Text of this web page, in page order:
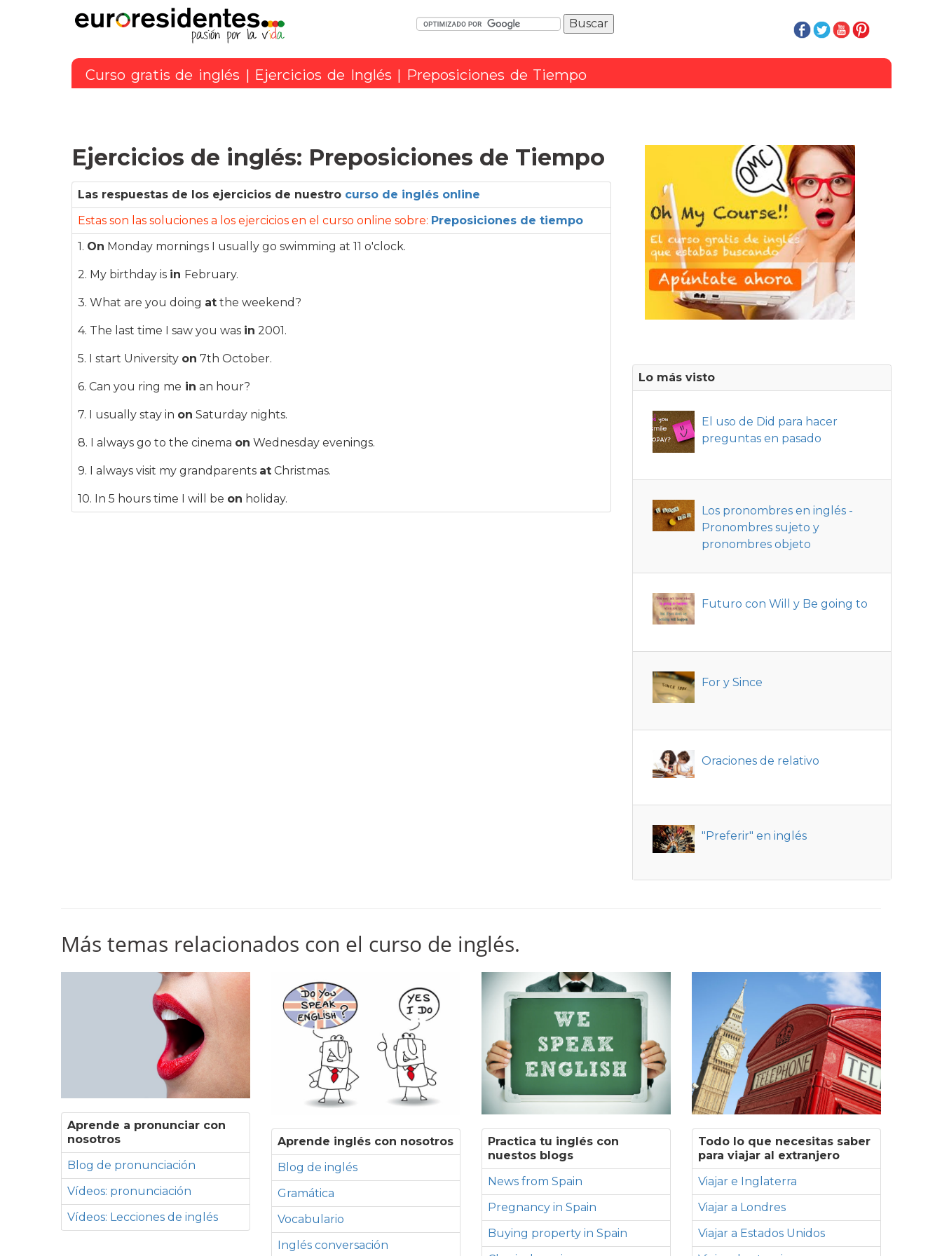
Curso gratis de inglés | Ejercicios de Inglés | Preposiciones de Tiempo
Ejercicios de inglés: Preposiciones de Tiempo
Las respuestas de los ejercicios de nuestro curso de inglés online
Estas son las soluciones a los ejercicios en el curso online sobre: Preposiciones de tiempo
1. On Monday mornings I usually go swimming at 11 o'clock.
2. My birthday is in February.
3. What are you doing at the weekend?
4. The last time I saw you was in 2001.
5. I start University on 7th October.
6. Can you ring me in an hour?
7. I usually stay in on Saturday nights.
8. I always go to the cinema on Wednesday evenings.
9. I always visit my grandparents at Christmas.
10. In 5 hours time I will be on holiday.
Lo más visto
El uso de Did para hacer
preguntas en pasado
Los pronombres en inglés -
Pronombres sujeto y
pronombres objeto
Futuro con Will y Be going to
For y Since
Oraciones de relativo
"Preferir" en inglés
Más temas relacionados con el curso de inglés.
Aprende a pronunciar con
nosotros
Blog de pronunciación
Vídeos: pronunciación
Vídeos: Lecciones de inglés
Aprende inglés con nosotros
Blog de inglés
Gramática
Vocabulario
Inglés conversación
Practica tu inglés con
nuestos blogs
News from Spain
Pregnancy in Spain
Buying property in Spain
Todo lo que necesitas saber
para viajar al extranjero
Viajar e Inglaterra
Viajar a Londres
Viajar a Estados Unidos